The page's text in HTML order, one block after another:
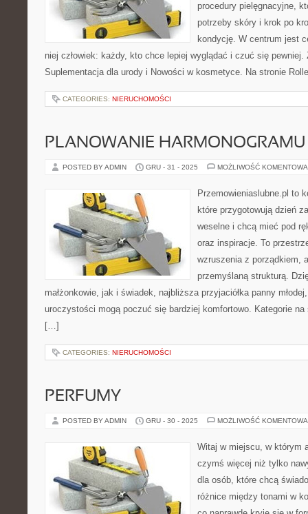
procedury pielęgnacyjne,
potrzeby skóry i krok po
kondycję. W centrum jest
niej człowiek: każdy, kto chce lepiej wyglądać i czuć się pewniej.
Suplementacja dla urody i Nowości w kosmetyce. Na stronie
CATEGORIES: NIERUCHOMOŚCI
PLANOWANIE HARMONOGRAMU
POSTED BY ADMIN GRU - 31 - 2025 MOŻLIWOŚĆ
Przemowieniaslubne.pl to
które przygotowują dzień
weselne i chcą mieć pod
oraz inspiracje. To
wzruszenia z porządkiem,
przemyślaną strukturą.
małżonkowie, jak i świadek, najbliższa przyjaciółka panny
uroczystości mogą poczuć się bardziej komfortowo. Kategorie
[…]
CATEGORIES: NIERUCHOMOŚCI
PERFUMY
POSTED BY ADMIN GRU - 30 - 2025 MOŻLIWOŚĆ
Witaj w miejscu, w którym
czymś więcej niż tylko
dla osób, które chcą
różnice między tonami w